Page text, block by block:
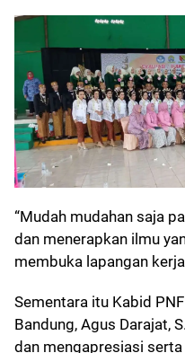
“Mudah mudahan saja
dan menerapkan ilmu
membuka lapangan
Sementara itu Kabid
Bandung, Agus Darajat,
dan mengapresiasi